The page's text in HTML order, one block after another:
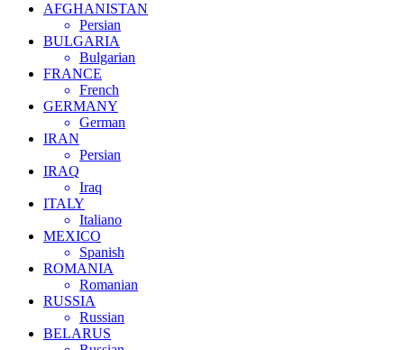
AFGHANISTAN
Persian
BULGARIA
Bulgarian
FRANCE
French
GERMANY
German
IRAN
Persian
IRAQ
Iraq
ITALY
Italiano
MEXICO
Spanish
ROMANIA
Romanian
RUSSIA
Russian
BELARUS